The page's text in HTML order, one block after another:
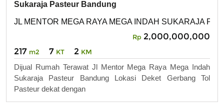
Sukaraja Pasteur Bandung
JL MENTOR MEGA RAYA MEGA INDAH SUKARAJA
Rp 2,000,000,000
217 m2 7 KT 2 KM
Dijual Rumah Terawat Jl Mentor Mega Raya Mega Indah
Sukaraja Pasteur Bandung Lokasi Deket Gerbang Tol
Pasteur dekat dengan